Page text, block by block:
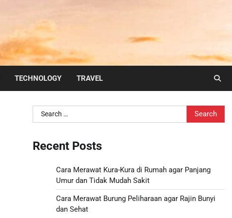
TECHNOLOGY TRAVEL
Search
for:
Recent Posts
Cara Merawat Kura-Kura di Rumah agar Panjang
Umur dan Tidak Mudah Sakit
Cara Merawat Burung Peliharaan agar Rajin Bunyi
dan Sehat